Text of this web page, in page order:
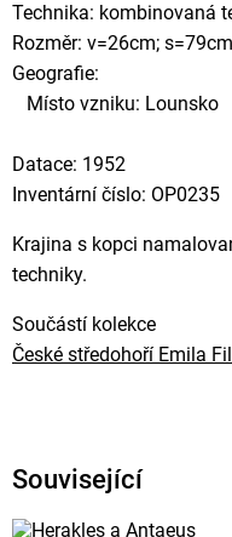
Technika: kombinovaná
Rozměr: v=26cm; s=79cm
Geografie:
Místo vzniku: Lounsko
Datace: 1952
Inventární číslo: OP0235
Krajina s kopci
techniky.
Součástí kolekce
České středohoří Emila
Související